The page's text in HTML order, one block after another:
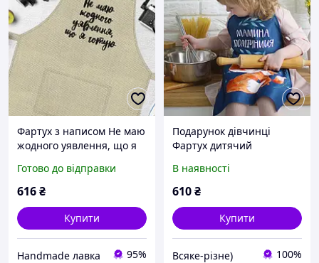
Фартух з написом Не маю
жодного уявлення, що я
Готово до відправки
616₴
Купити
Handmade лавка 95%
Подарунок дівчинці
Фартух дитячий
помічниця
В наявності
610₴
Купити
Всяке-різне) 100%